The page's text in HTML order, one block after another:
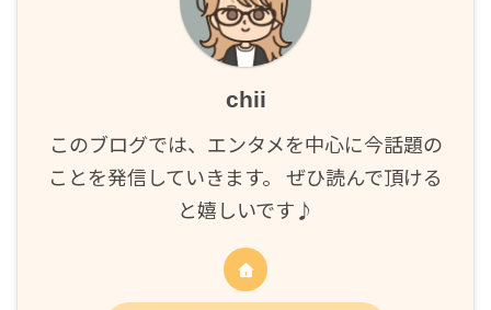
chii
このブログでは、エンタメを中心に今話題の
ことを発信していきます。 ぜひ読んで頂ける
と嬉しいです♪